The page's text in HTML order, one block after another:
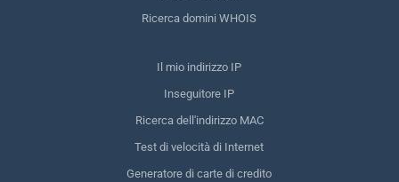
Ricerca domini WHOIS
Il mio indirizzo IP
Inseguitore IP
Ricerca dell'indirizzo MAC
Test di velocità di Internet
Generatore di carte di credito